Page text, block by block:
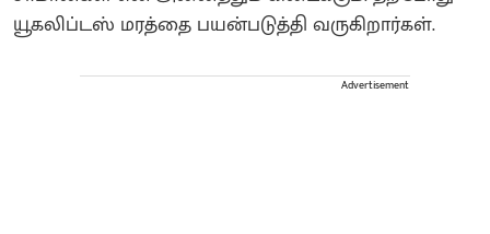
யூகலிப்டஸ் மரத்தை பயன்படுத்தி வருகிறார்கள்.
Advertisement